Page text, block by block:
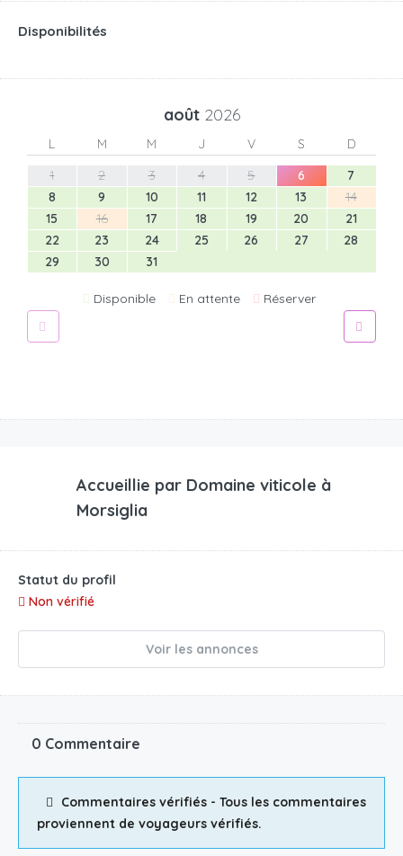
Disponibilités
août 2026
L M M J V S
D
1
2 3 4 5 6
7
8
9 10 11 12 13
14
15
16 17 18 19 20
21
22
23 24 25 26 27
28
29
30 31
Disponible En attente Réserver
Accueillie par Domaine viticole à
Morsiglia
Statut du profil
Non vérifié
Voir les annonces
0 Commentaire
Commentaires vérifiés - Tous les commentaires
proviennent de voyageurs vérifiés.